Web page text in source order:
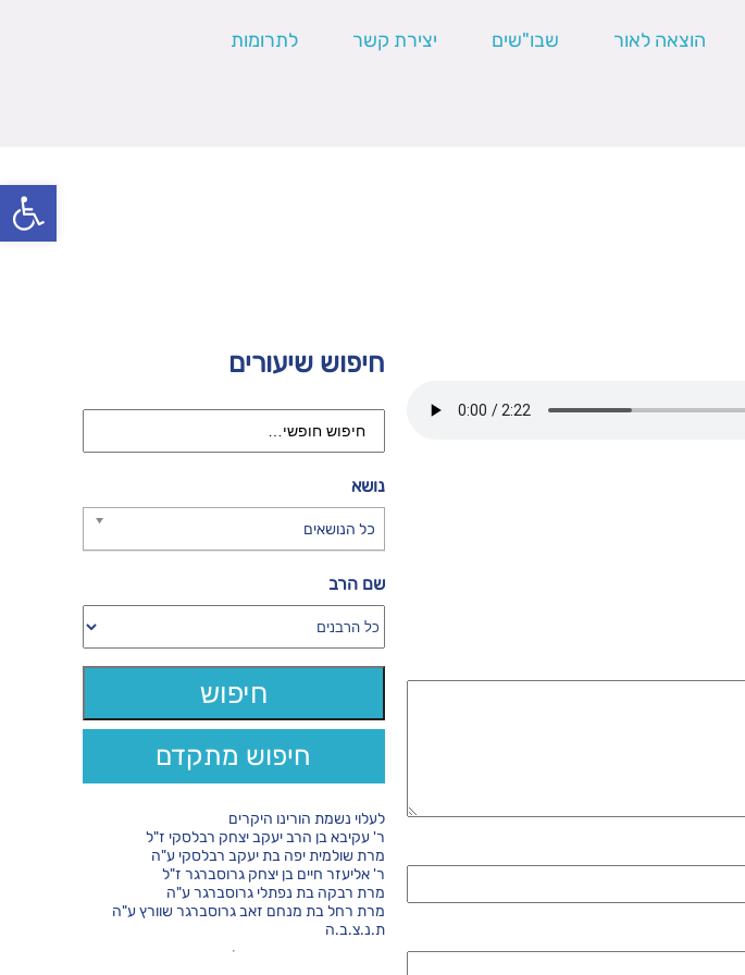
פתח
הוצאה לאור שבו"שים יצירת קשר לתרומות
חיפוש שיעורים
נושא
כל הנושאים
שם הרב
חיפוש מתקדם
לעלוי נשמת הורינו היקרים
ר' עקיבא בן הרב יעקב יצחק רבלסקי ז"ל
מרת שולמית יפה בת יעקב רבלסקי ע"ה
ר' אליעזר חיים בן יצחק גרוסברגר ז"ל
מרת רבקה בת נפתלי גרוסברגר ע"ה
מרת רחל בת מנחם זאב גרוסברגר שוורץ ע"ה
ת.נ.צ.ב.ה